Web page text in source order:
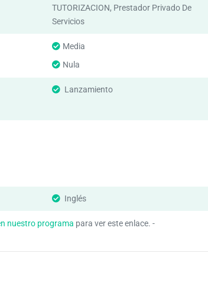
TUTORIZACION, Prestador Privado De
Servicios
Media
Nula
Lanzamiento
Inglés
nuestro programa para ver este enlace. -